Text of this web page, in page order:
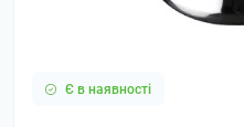
Є в наявності